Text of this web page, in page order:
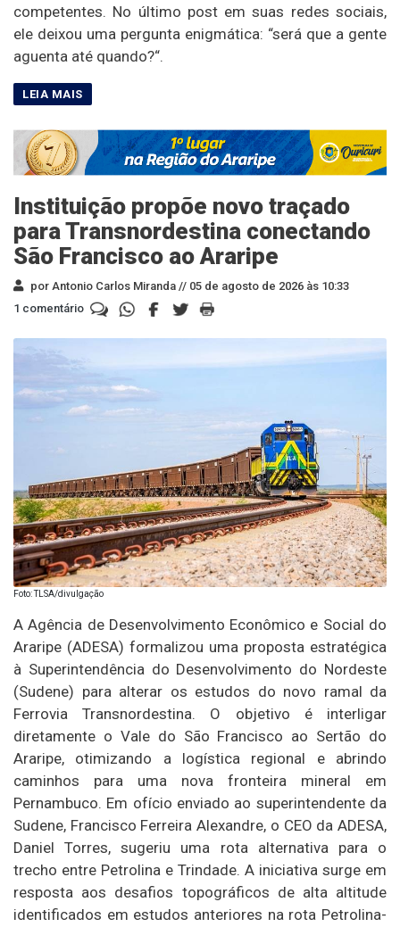
competentes. No último post em suas redes sociais,
ele deixou uma pergunta enigmática: “será que a gente
aguenta até quando?“.
Instituição propõe novo traçado
para Transnordestina conectando
São Francisco ao Araripe
por Antonio Carlos Miranda // 05 de agosto de 2026 às 10:33
1 comentário
Foto: TLSA/divulgação
A Agência de Desenvolvimento Econômico e Social do
Araripe (ADESA) formalizou uma proposta estratégica
à Superintendência do Desenvolvimento do Nordeste
(Sudene) para alterar os estudos do novo ramal da
Ferrovia Transnordestina. O objetivo é interligar
diretamente o Vale do São Francisco ao Sertão do
Araripe, otimizando a logística regional e abrindo
caminhos para uma nova fronteira mineral em
Pernambuco. Em ofício enviado ao superintendente da
Sudene, Francisco Ferreira Alexandre, o CEO da ADESA,
Daniel Torres, sugeriu uma rota alternativa para o
trecho entre Petrolina e Trindade. A iniciativa surge em
resposta aos desafios topográficos de alta altitude
identificados em estudos anteriores na rota Petrolina-